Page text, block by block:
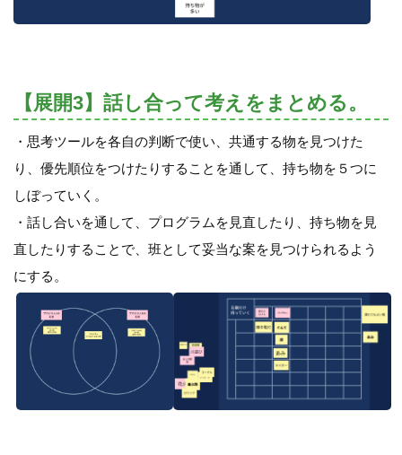
【展開3】話し合って考えをまとめる。
・思考ツールを各自の判断で使い、共通する物を見つけた
り、優先順位をつけたりすることを通して、持ち物を５つに
しぼっていく。
・話し合いを通して、プログラムを見直したり、持ち物を見
直したりすることで、班として妥当な案を見つけられるよう
にする。